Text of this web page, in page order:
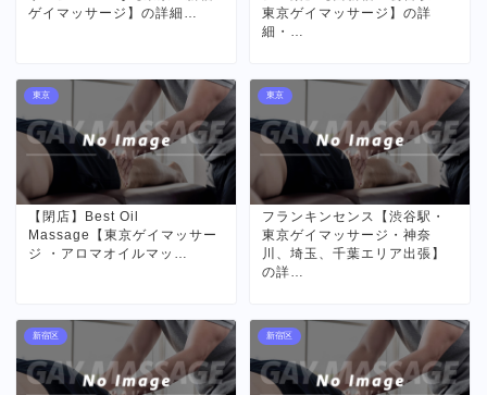
ゲイマッサージ】の詳細…
東京ゲイマッサージ】の詳
細・…
東京
【閉店】Best Oil
Massage【東京ゲイマッサー
ジ ・アロマオイルマッ…
東京
フランキンセンス【渋谷駅・
東京ゲイマッサージ・神奈
川、埼玉、千葉エリア出張】
の詳…
新宿区 新宿区